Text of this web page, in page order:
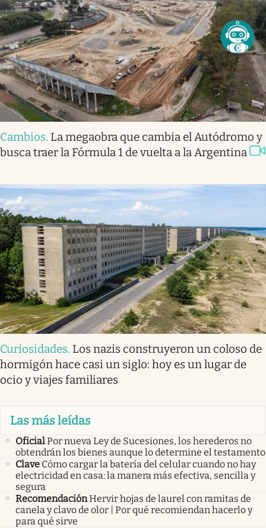
Cambios. La megaobra que cambia el Autódromo y
busca traer la Fórmula 1 de vuelta a la Argentina
Curiosidades. Los nazis construyeron un coloso de
hormigón hace casi un siglo: hoy es un lugar de
ocio y viajes familiares
Las más leídas
OficialPor nueva Ley de Sucesiones, los herederos no
obtendrán los bienes aunque lo determine el testamento
Clave Cómo cargar la batería del celular cuando no hay
electricidad en casa: la manera más efectiva, sencilla y
segura
RecomendaciónHervir hojas de laurel con ramitas de
canela y clavo de olor | Por qué recomiendan hacerlo y
para qué sirve